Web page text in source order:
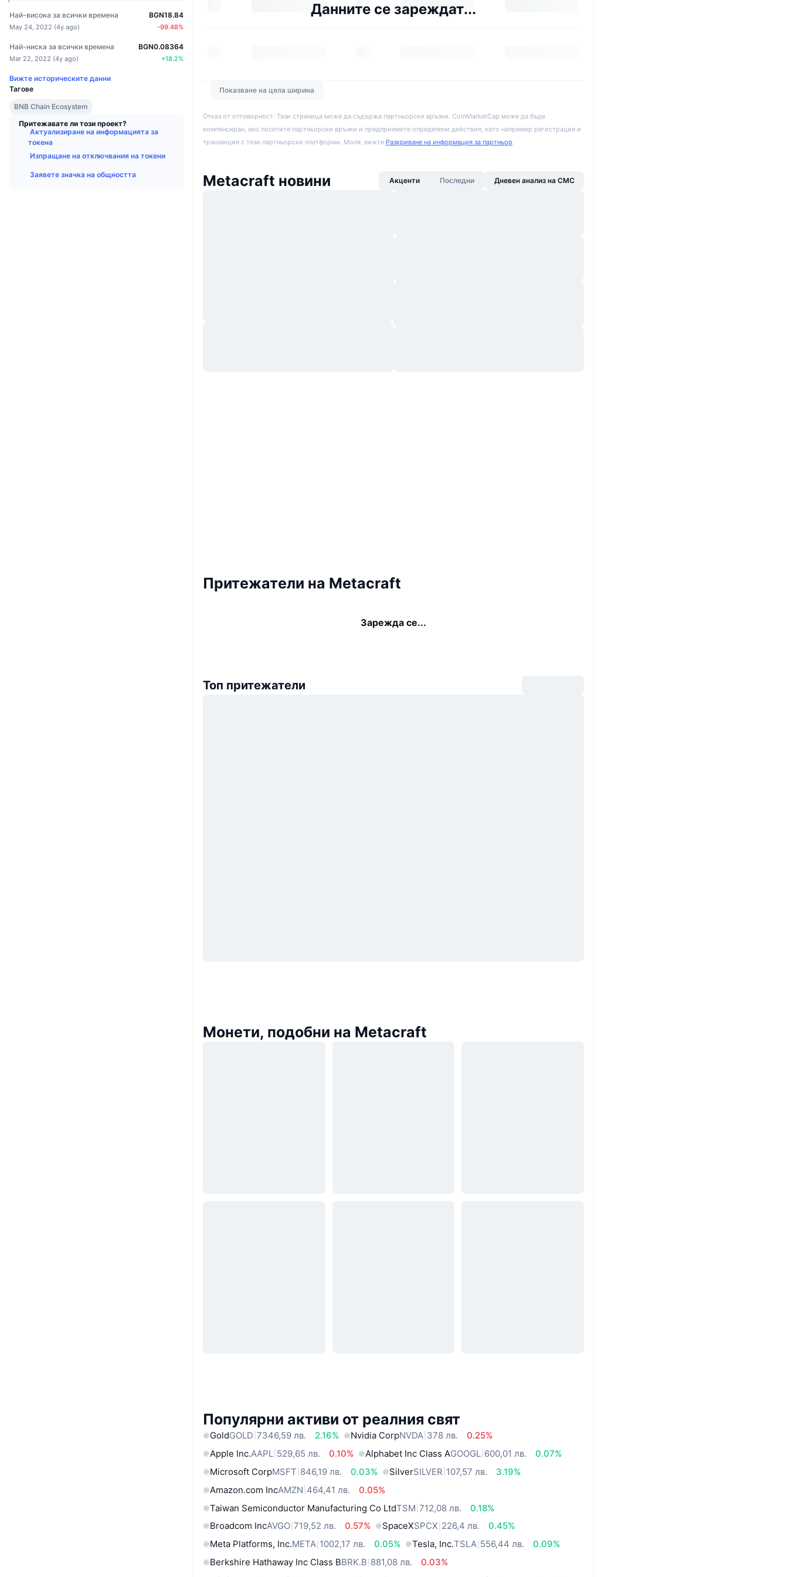
Най-висока за всички времена
May 24, 2022 (4y ago)
BGN18.84
-99.48%
Най-ниска за всички времена
Mar 22, 2022 (4y ago)
BGN0.08364
+18.2%
Вижте историческите данни
Тагове
BNB Chain Ecosystem
Притежавате ли този проект?
Актуализиране на информацията за
токена
Изпращане на отключвания на токени
Заявете значка на общността
Данните се зареждат...
Показване на цяла ширина
Отказ от отговорност: Тази страница може да съдържа партньорски връзки. CoinMarketCap може да бъде
компенсиран, ако посетите партньорски връзки и предприемете определени действия, като например регистрация и
транзакция с тези партньорски платформи. Моля, вижте Разкриване на информация за партньор.
Metacraft новини Акценти Последни Дневен анализ на CMC
Притежатели на Metacraft
Зарежда се...
Топ притежатели
Монети, подобни на Metacraft
Популярни активи от реалния свят
GoldGOLD 7346,59 лв. 2.16% Nvidia CorpNVDA 378 лв.
0.25%
Apple Inc.AAPL 529,65 лв. 0.10% Alphabet Inc Class AGOOGL 600,01 лв.
0.07%
Microsoft CorpMSFT 846,19 лв. 0.03% SilverSILVER 107,57 лв.
3.19%
Amazon.com IncAMZN 464,41 лв.
0.05%
Taiwan Semiconductor Manufacturing Co LtdTSM 712,08 лв.
0.18%
Broadcom IncAVGO 719,52 лв. 0.57% SpaceXSPCX 226,4 лв.
0.45%
Meta Platforms, Inc.META 1002,17 лв. 0.05% Tesla, Inc.TSLA 556,44 лв.
0.09%
Berkshire Hathaway Inc Class BBRK.B 881,08 лв.
0.03%